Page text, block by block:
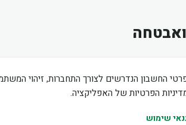
החשבון הנדרשים לצורך התחברות, זיהוי
הפרטיות של האפליקציה.
שימוש